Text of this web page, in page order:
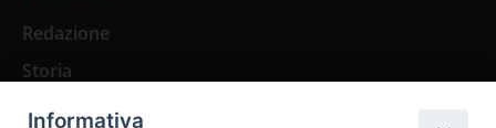
Redazione
Storia
Informativa